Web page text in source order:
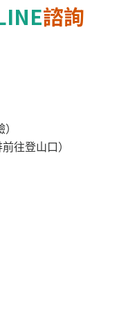
諮詢
往登山口）